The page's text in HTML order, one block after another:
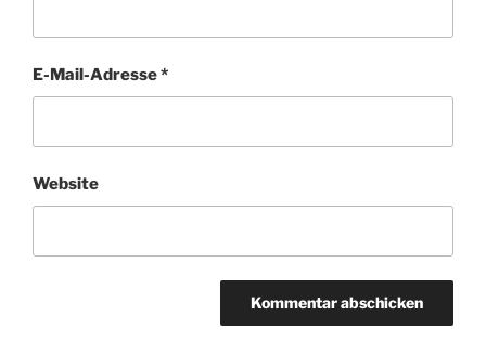
E-Mail-Adresse*
Website